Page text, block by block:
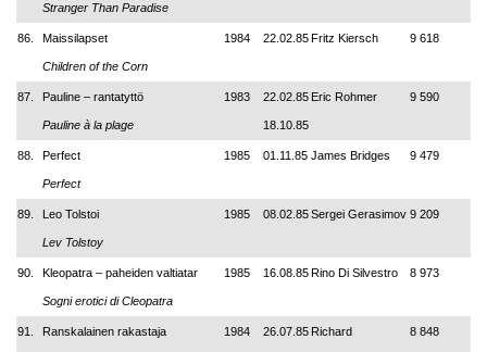
Stranger Than Paradise
86. Maissilapset
Children of the Corn
1984 22.02.85Fritz Kiersch 9 618
87. Pauline – rantatyttö
Pauline à la plage
1983 22.02.85
18.10.85
Eric Rohmer 9 590
88. Perfect
Perfect
1985 01.11.85 James Bridges 9 479
89. Leo Tolstoi
Lev Tolstoy
1985 08.02.85Sergei Gerasimov 9 209
90. Kleopatra – paheiden valtiatar
Sogni erotici di Cleopatra
1985 16.08.85Rino Di Silvestro 8 973
91. Ranskalainen rakastaja 1984 26.07.85 Richard 8 848